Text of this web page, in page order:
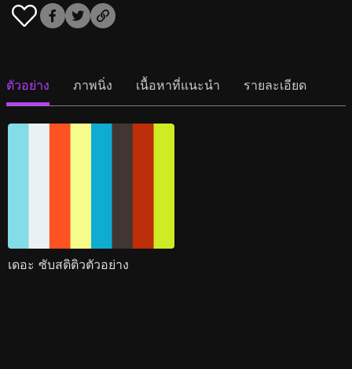
ตัวอย่าง ภาพนิ่ง เนื้อหาที่แนะนำ รายละเอียด
เดอะ ซับสติติวตัวอย่าง